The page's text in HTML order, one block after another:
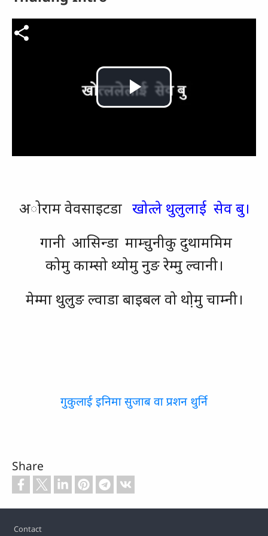
Video file
Play
अोराम वेवसाइटडा खोत्ले थुलुलाई सेव बु।
गानी आसिन्डा माम्चु़नीकु दुथाममिम
कोमु काम्सो थ्योमु नुङ रेम्मु ल्वानी।
मेम्मा थुलुङ ल्वाडा बाइबल वो थो़मु चाम्नी।
गुकुलाई इनिमा सुजाब वा प्रशन थुर्नि
Share
Footer
Contact